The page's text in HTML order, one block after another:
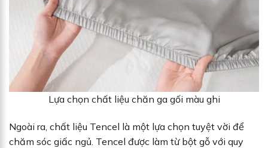
Lựa chọn chất liệu chăn ga gối màu ghi
Ngoài ra, chất liệu Tencel là một lựa chọn tuyệt vời để
chăm sóc giấc ngủ. Tencel được làm từ bột gỗ với quy